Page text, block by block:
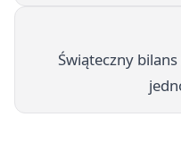
Świąteczny